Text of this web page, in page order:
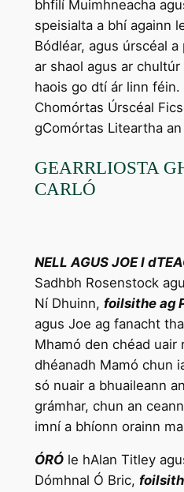
bhfilí Muimhneacha
speisialta a bhí againn
Bódléar, agus úrscéal
ar shaol agus ar
haois go dtí ár linn
Chomórtas Úrscéal
gComórtas Liteartha
GEARRLIOSTA
CARLÓ
NELL AGUS JOE I
Sadhbh Rosenstock
Ní Dhuinn, foilsithe ag
agus Joe ag fanacht
Mhamó den chéad uair
dhéanadh Mamó chun
só nuair a bhuaileann
grámhar, chun an
imní a bhíonn orainn
ÓRÓle hAlan Titley
Dómhnal Ó Bric,